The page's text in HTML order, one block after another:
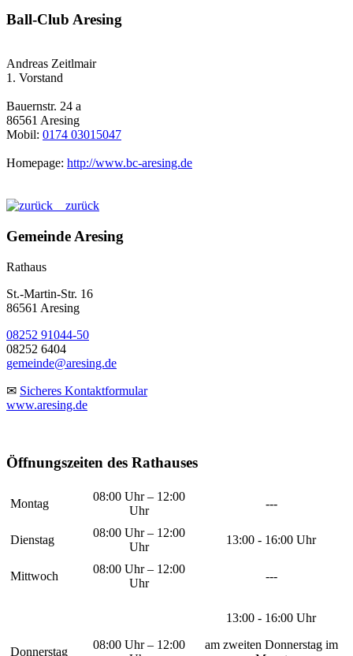
Ball-Club Aresing
Andreas Zeitlmair
1. Vorstand
Bauernstr. 24 a
86561 Aresing
Mobil: 0174 03015047
Homepage: http://www.bc-aresing.de
zurück
Gemeinde Aresing
Rathaus
St.-Martin-Str. 16
86561 Aresing
08252 91044-50
08252 6404
gemeinde@aresing.de
✉ Sicheres Kontaktformular
www.aresing.de
Öffnungszeiten des Rathauses
Montag
08:00 Uhr – 12:00
Uhr
---
Dienstag
08:00 Uhr – 12:00
Uhr
13:00 - 16:00 Uhr
Mittwoch
08:00 Uhr – 12:00
Uhr
---
Donnerstag
08:00 Uhr – 12:00
13:00 - 16:00 Uhr
am zweiten Donnerstag im